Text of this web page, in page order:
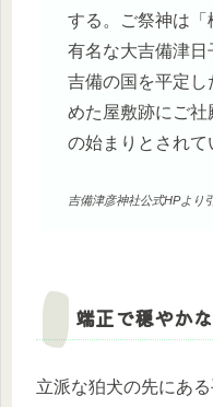
する。ご祭神は「
有名な大吉備津日
吉備の国を平定
めた屋敷跡にご
の始まりとされて
吉備津彦神社公式HPより
端正で穏やか
立派な狛犬の先にあ